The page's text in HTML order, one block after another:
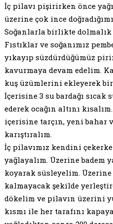
İç pilavı pişirirken önce
üzerine çok ince
Soğanlarla birlikte dolmalık
Fıstıklar ve soğanımız
yıkayıp süzdürdüğümüz
kavurmaya devam edelim.
kuş üzümlerini ekleyerek
İçerisine 3 su bardağı sıcak
ederek ocağın altını
içerisine tarçın, yeni bahar
karıştıralım.
İç pilavımız kendini
yağlayalım. Üzerine badem
koyarak süsleyelim. Üzerine
kalmayacak şekilde
dökelim ve pilavın üzerini
kısmı ile her tarafını